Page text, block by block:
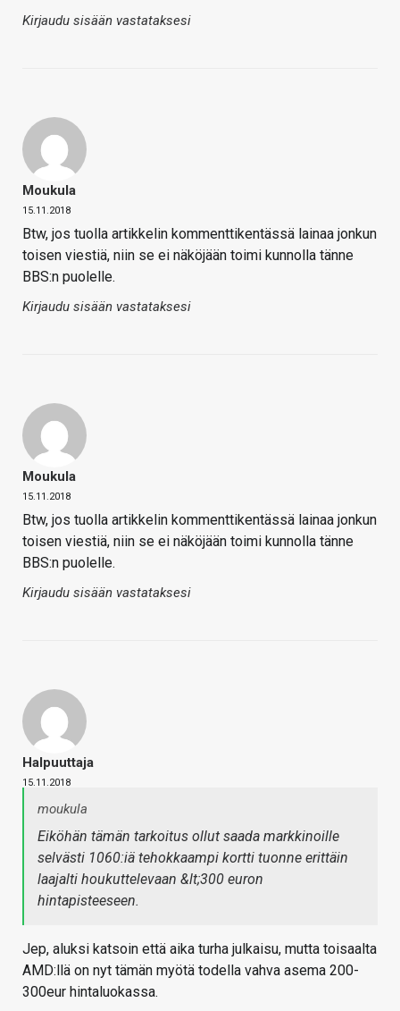
Kirjaudu sisään vastataksesi
Moukula
15.11.2018
Btw, jos tuolla artikkelin kommenttikentässä lainaa jonkun
toisen viestiä, niin se ei näköjään toimi kunnolla tänne
BBS:n puolelle.
Kirjaudu sisään vastataksesi
Moukula
15.11.2018
Btw, jos tuolla artikkelin kommenttikentässä lainaa jonkun
toisen viestiä, niin se ei näköjään toimi kunnolla tänne
BBS:n puolelle.
Kirjaudu sisään vastataksesi
Halpuuttaja
15.11.2018
moukula
Eiköhän tämän tarkoitus ollut saada markkinoille
selvästi 1060:iä tehokkaampi kortti tuonne erittäin
laajalti houkuttelevaan &lt;300 euron
hintapisteeseen.
Jep, aluksi katsoin että aika turha julkaisu, mutta toisaalta
AMD:llä on nyt tämän myötä todella vahva asema 200-
300eur hintaluokassa.